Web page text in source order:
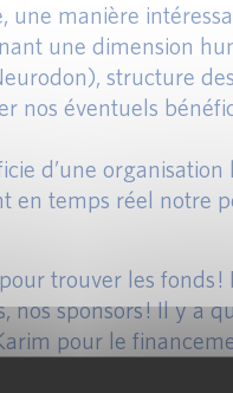
manière
une dimension
structure
nos éventuels
d’une
temps réel notre
trouver les fonds !
sponsors ! Il y a
pour le
Maroc, qu’il est en